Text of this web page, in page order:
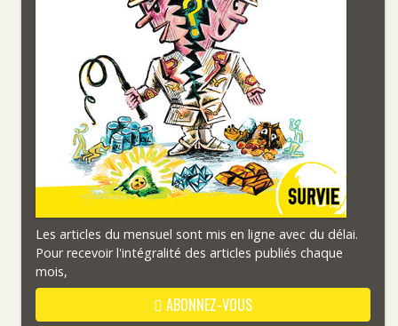
Les articles du mensuel sont mis en ligne avec du délai.
Pour recevoir l'intégralité des articles publiés chaque
mois,
ABONNEZ-VOUS